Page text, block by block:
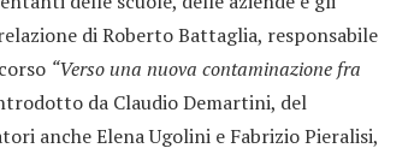
di Roberto Battaglia, responsabile
“Verso una nuova contaminazione fra
da Claudio Demartini, del
anche Elena Ugolini e Fabrizio Pieralisi,